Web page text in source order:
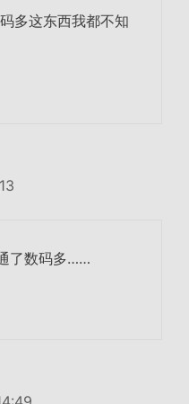
多这东西我都不知
了数码多……